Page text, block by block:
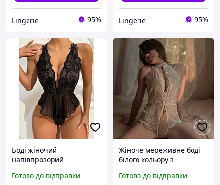
Lingerie 95% Lingerie 95%
Боді жіночий
напівпрозорий
доступом чорний M
Готово до відправки
Жіноче мереживне боді
білого кольору з
Готово до відправки